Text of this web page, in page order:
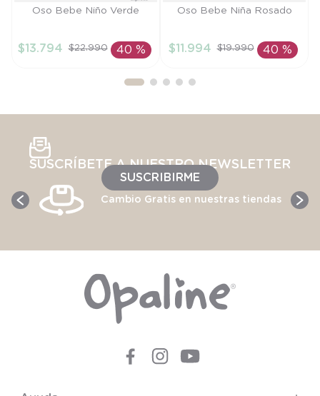
Talla
AÑADIR AL
Oso Bebe Niño Verde
$13.794 $22.990 40 %
Talla
AÑADIR AL
Oso Bebe Niña Rosado
$11 .994 $19.990 40 %
SUSCRÍBETE A NUESTRO NEWSLETTER
SUSCRIBIRME
Cambio Gratis en nuestras tiendas